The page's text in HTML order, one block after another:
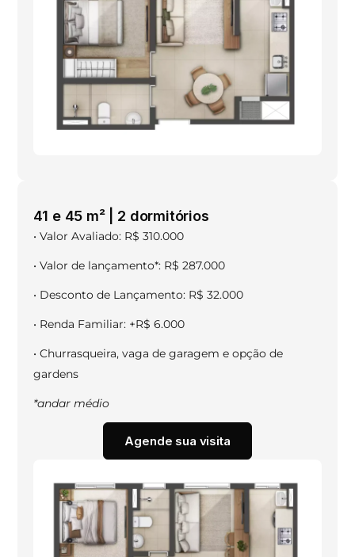
41 e 45 m² | 2 dormitórios
• Valor Avaliado: R$ 310.000
• Valor de lançamento*: R$ 287.000
• Desconto de Lançamento: R$ 32.000
• Renda Familiar: +R$ 6.000
• Churrasqueira, vaga de garagem e opção de
gardens
*andar médio
Agende sua visita